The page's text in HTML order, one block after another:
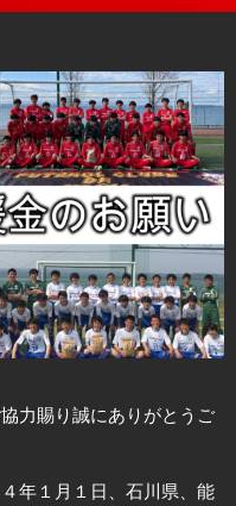
力賜り誠にありがとうご
年１月１日、石川県、能